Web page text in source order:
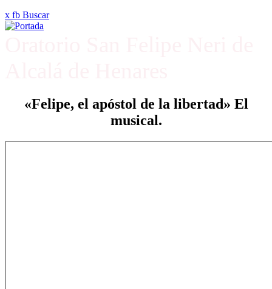
x fb Buscar
«Felipe, el apóstol de la libertad» El
musical.